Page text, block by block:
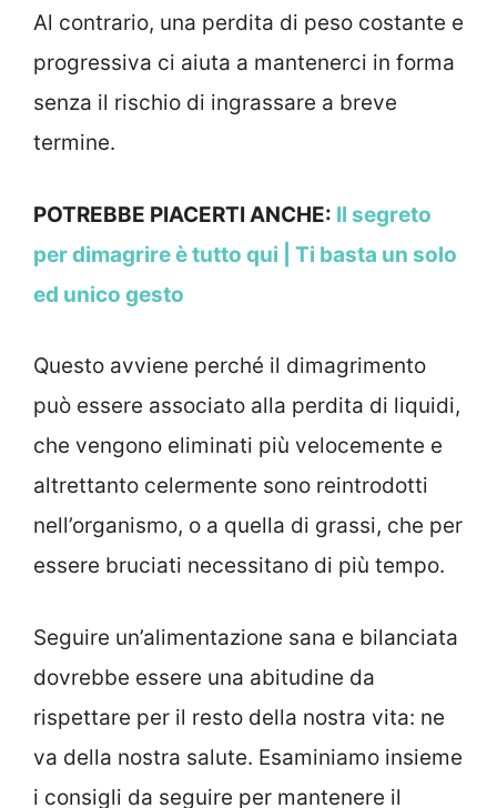
Al contrario, una perdita di peso costante e
progressiva ci aiuta a mantenerci in forma
senza il rischio di ingrassare a breve
termine.
POTREBBE PIACERTI ANCHE: Il segreto
per dimagrire è tutto qui | Ti basta un solo
ed unico gesto
Questo avviene perché il dimagrimento
può essere associato alla perdita di liquidi,
che vengono eliminati più velocemente e
altrettanto celermente sono reintrodotti
nell’organismo, o a quella di grassi, che per
essere bruciati necessitano di più tempo.
Seguire un’alimentazione sana e bilanciata
dovrebbe essere una abitudine da
rispettare per il resto della nostra vita: ne
va della nostra salute. Esaminiamo insieme
i consigli da seguire per mantenere il